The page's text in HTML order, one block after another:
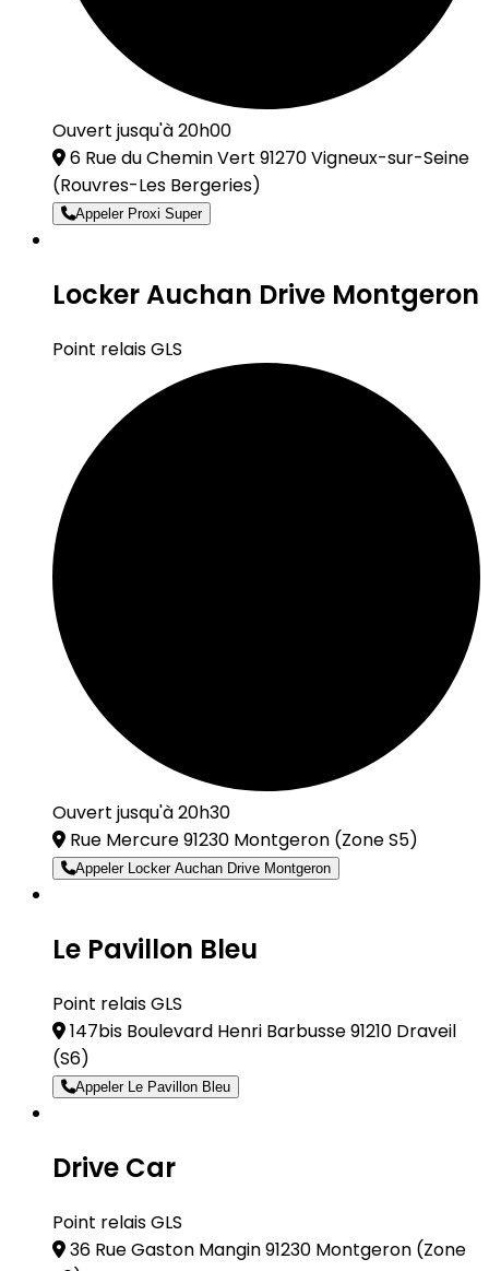
Ouvert jusqu'à 20h00
6 Rue du Chemin Vert 91270 Vigneux-sur-Seine
(Rouvres-Les Bergeries)
Appeler Proxi Super
Locker Auchan Drive Montgeron
Point relais GLS
Ouvert jusqu'à 20h30
Rue Mercure 91230 Montgeron (Zone S5)
Appeler Locker Auchan Drive Montgeron
Le Pavillon Bleu
Point relais GLS
147bis Boulevard Henri Barbusse 91210 Draveil
(S6)
Appeler Le Pavillon Bleu
Drive Car
Point relais GLS
36 Rue Gaston Mangin 91230 Montgeron (Zone